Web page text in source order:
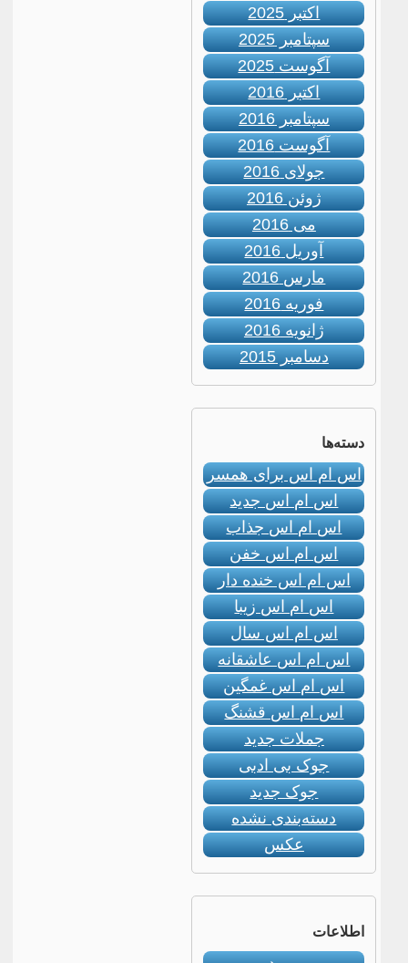
اکتبر 2025
سپتامبر 2025
آگوست 2025
اکتبر 2016
سپتامبر 2016
آگوست 2016
جولای 2016
ژوئن 2016
می 2016
آوریل 2016
مارس 2016
فوریه 2016
ژانویه 2016
دسامبر 2015
دسته‌ها
اس ام اس برای همسر
اس ام اس جدید
اس ام اس جذاب
اس ام اس خفن
اس ام اس خنده دار
اس ام اس زیبا
اس ام اس سال
اس ام اس عاشقانه
اس ام اس غمگین
اس ام اس قشنگ
جملات جدید
جوک بی ادبی
جوک جدید
دسته‌بندی نشده
عکس
اطلاعات